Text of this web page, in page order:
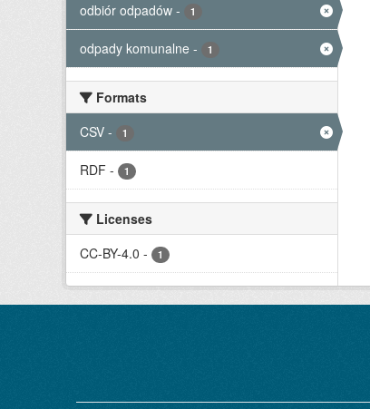
odbiór odpadów - 1
odpady komunalne - 1
Formats
CSV - 1
RDF - 1
Licenses
CC-BY-4.0 - 1